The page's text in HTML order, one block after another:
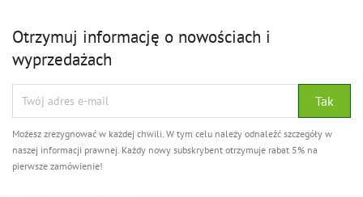
Otrzymuj informację o nowościach i
wyprzedażach
Możesz zrezygnować w każdej chwili. W tym celu należy odnaleźć szczegóły w
naszej informacji prawnej. Każdy nowy subskrybent otrzymuje rabat 5% na
pierwsze zamówienie!